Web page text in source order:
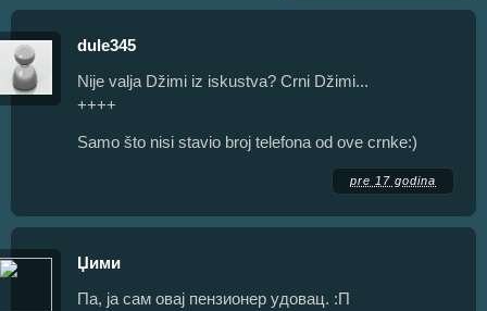
dule345
Nije valja Džimi iz iskustva? Crni Džimi...
++++
Samo što nisi stavio broj telefona od ove crnke:)
pre 17 godina
Џими
Па, ја сам овај пензионер удовац. :П